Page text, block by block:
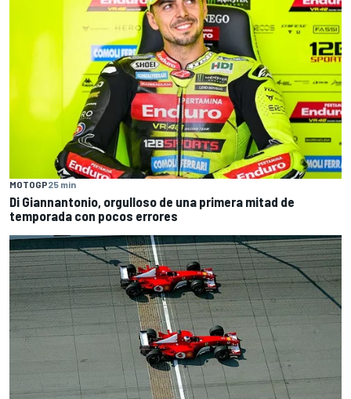
MOTOGP25 min
Di Giannantonio, orgulloso de una primera mitad de
temporada con pocos errores